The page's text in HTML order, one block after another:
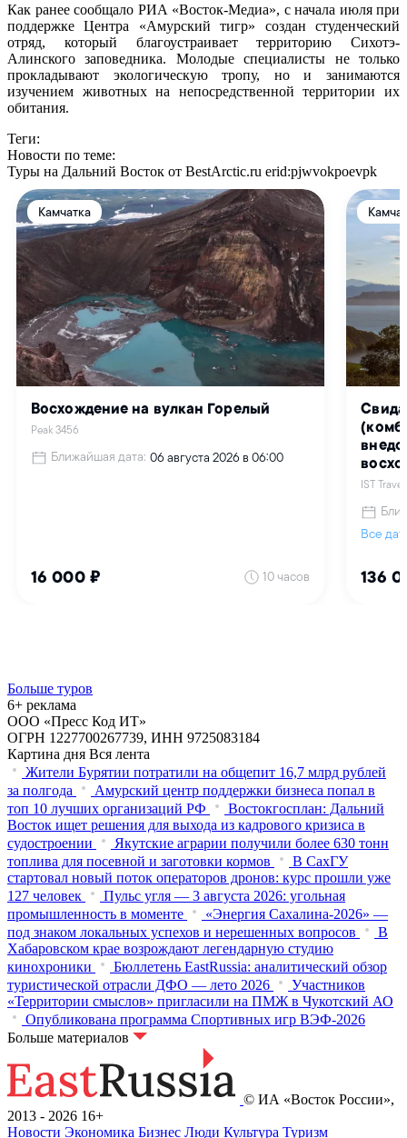
Как ранее сообщало РИА «Восток-Медиа», с начала июля при
поддержке Центра «Амурский тигр» создан студенческий
отряд, который благоустраивает территорию Сихотэ-
Алинского заповедника. Молодые специалисты не только
прокладывают экологическую тропу, но и занимаются
изучением животных на непосредственной территории их
обитания.
Теги:
Новости по теме:
Туры на Дальний Восток от BestArctic.ru erid:pjwvokpoevpk
Больше туров
6+ реклама
ООО «Пресс Код ИТ»
ОГРН 1227700267739, ИНН 9725083184
Картина дня Вся лента
Жители Бурятии потратили на общепит 16,7 млрд рублей
за полгода
Амурский центр поддержки бизнеса попал в
топ 10 лучших организаций РФ
Востокгосплан: Дальний
Восток ищет решения для выхода из кадрового кризиса в
судостроении
Якутские аграрии получили более 630 тонн
топлива для посевной и заготовки кормов
В СахГУ
стартовал новый поток операторов дронов: курс прошли уже
127 человек
Пульс угля — 3 августа 2026: угольная
промышленность в моменте
«Энергия Сахалина-2026» —
под знаком локальных успехов и нерешенных вопросов
В
Хабаровском крае возрождают легендарную студию
кинохроники
Бюллетень EastRussia: аналитический обзор
туристической отрасли ДФО — лето 2026
Участников
«Территории смыслов» пригласили на ПМЖ в Чукотский АО
Опубликована программа Спортивных игр ВЭФ-2026
Больше материалов
© ИА «Восток России»,
2013 - 2026 16+
Новости Экономика Бизнес Люди Культура Туризм